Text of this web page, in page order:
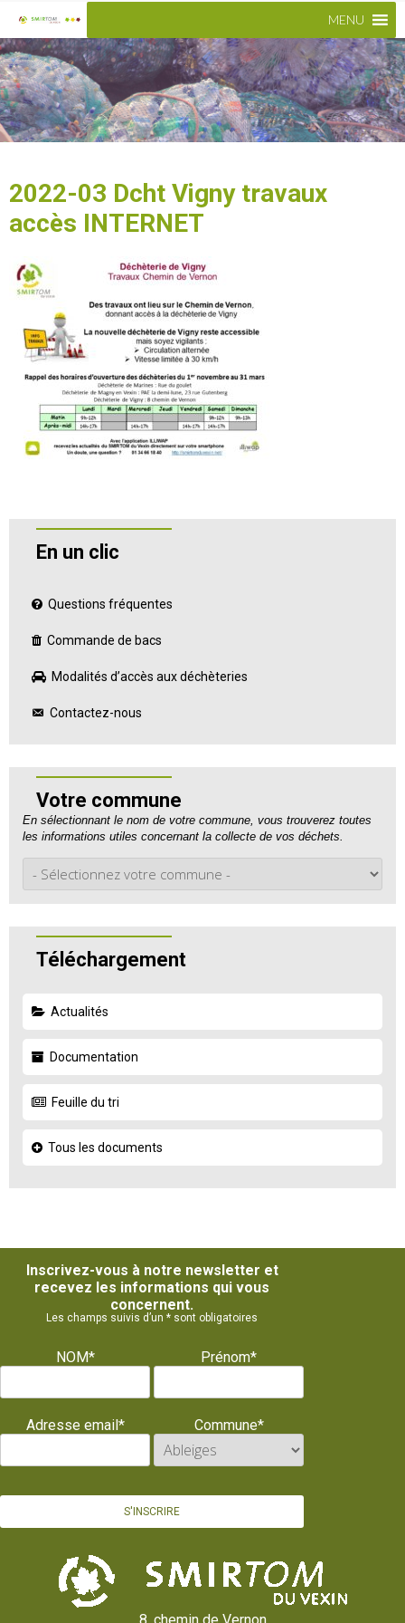
MENU
2022-03 Dcht Vigny travaux
accès INTERNET
En un clic
Questions fréquentes
Commande de bacs
Modalités d’accès aux déchèteries
Contactez-nous
Votre commune
En sélectionnant le nom de votre commune, vous trouverez toutes
les informations utiles concernant la collecte de vos déchets.
Téléchargement
Actualités
Documentation
Feuille du tri
Tous les documents
Inscrivez-vous à notre newsletter et
recevez les informations qui vous
concernent.
Les champs suivis d’un * sont obligatoires
NOM* Prénom*
Adresse email* Commune*